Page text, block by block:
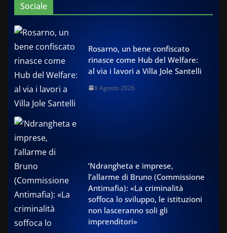
Sociale
Rosarno, un bene confiscato
rinasce come Hub del Welfare:
al via i lavori a Villa Jole Santelli
8 Agosto 2026
’Ndrangheta e imprese,
l’allarme di Bruno (Commissione
Antimafia): «La criminalità
soffoca lo sviluppo, le istituzioni
non lasceranno soli gli
imprenditori»